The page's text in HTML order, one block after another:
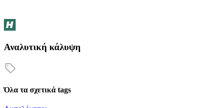
Αναλυτική κάλυψη
Όλα τα σχετικά tags